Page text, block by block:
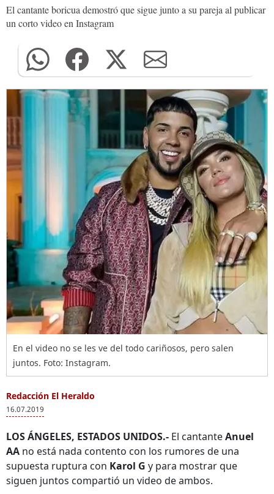
El cantante boricua demostró que sigue junto a su pareja al publicar
un corto video en Instagram
En el video no se les ve del todo cariñosos, pero salen
juntos. Foto: Instagram.
Redacción El Heraldo
16.07.2019
LOS ÁNGELES, ESTADOS UNIDOS.- El cantanteAnuel
AA no está nada contento con los rumores de una
supuesta ruptura con Karol G y para mostrar que
siguen juntos compartió un video de ambos.